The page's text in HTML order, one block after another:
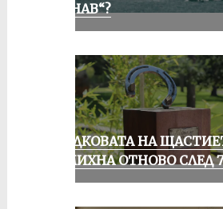
„ДУНАВ“?
„ПОДКОВАТА НА
УСМИХНА ОТНОВО СЛЕД